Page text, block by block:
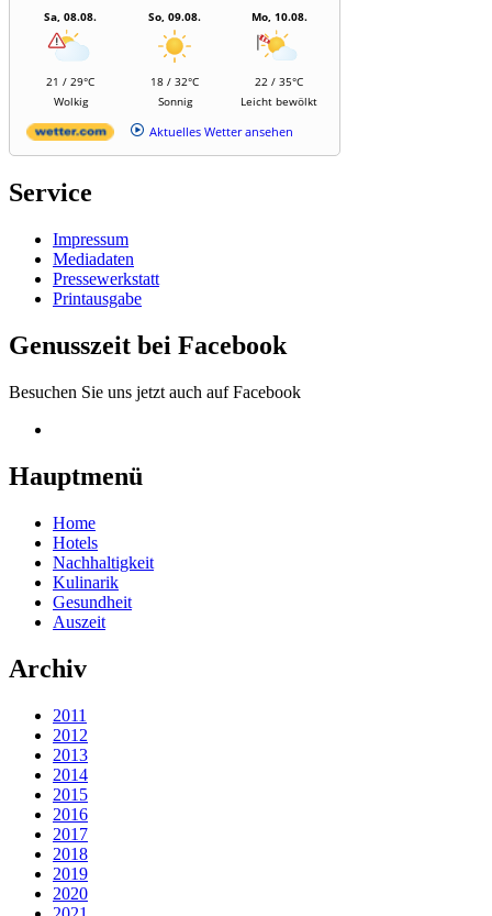
Sa, 08.08.
21 / 29°C
Wolkig
So, 09.08.
18 / 32°C
Sonnig
Mo, 10.08.
22 / 35°C
Leicht bewölkt
Aktuelles Wetter ansehen
Service
Impressum
Mediadaten
Pressewerkstatt
Printausgabe
Genusszeit bei Facebook
Besuchen Sie uns jetzt auch auf Facebook
Hauptmenü
Home
Hotels
Nachhaltigkeit
Kulinarik
Gesundheit
Auszeit
Archiv
2011
2012
2013
2014
2015
2016
2017
2018
2019
2020